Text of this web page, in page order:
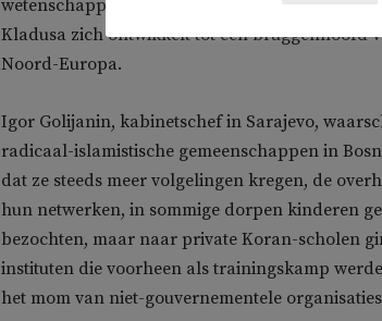
wetenschapper Vlado Azinovic waarschuwde
Kladusa zich ontwikkelt tot een bruggenhoofd
Noord-Europa.
Igor Golijanin, kabinetschef in Sarajevo,
radicaal-islamistische gemeenschappen in
dat ze steeds meer volgelingen kregen, de
hun netwerken, in sommige dorpen kinderen
bezochten, maar naar private Koran-scholen
instituten die voorheen als trainingskamp
het mom van niet-gouvernementele